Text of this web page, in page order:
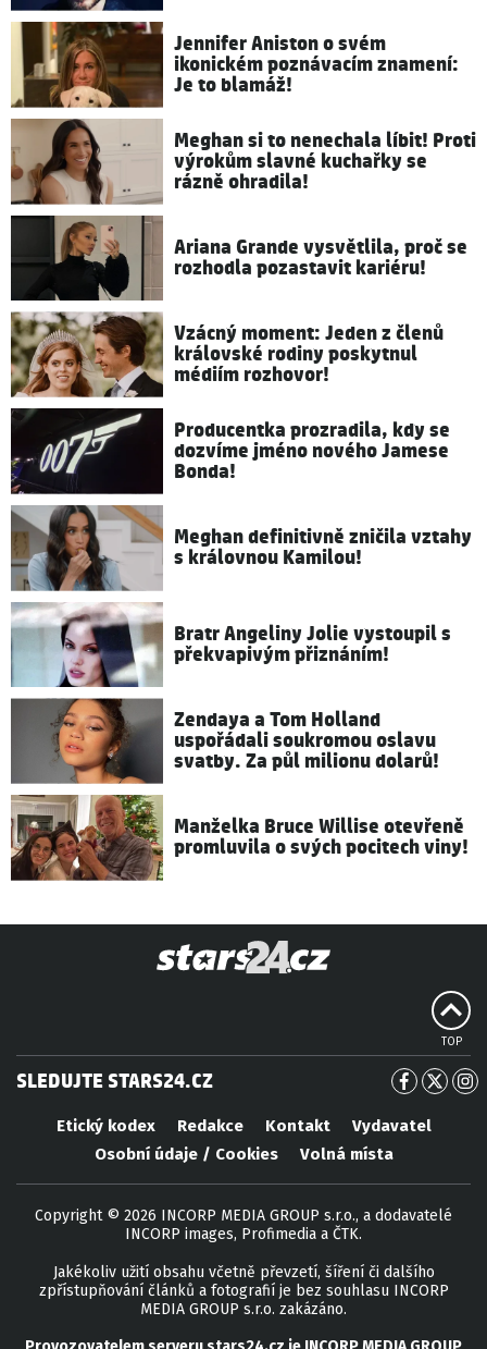
Jennifer Aniston o svém
ikonickém poznávacím znamení:
Je to blamáž!
Meghan si to nenechala líbit! Proti
výrokům slavné kuchařky se
rázně ohradila!
Ariana Grande vysvětlila, proč se
rozhodla pozastavit kariéru!
Vzácný moment: Jeden z členů
královské rodiny poskytnul
médiím rozhovor!
Producentka prozradila, kdy se
dozvíme jméno nového Jamese
Bonda!
Meghan definitivně zničila vztahy
s královnou Kamilou!
Bratr Angeliny Jolie vystoupil s
překvapivým přiznáním!
Zendaya a Tom Holland
uspořádali soukromou oslavu
svatby. Za půl milionu dolarů!
Manželka Bruce Willise otevřeně
promluvila o svých pocitech viny!
TOP
SLEDUJTE STARS24.CZ
Etický kodex Redakce Kontakt
Vydavatel
Osobní údaje / Cookies
Volná místa
Copyright © 2026 INCORP MEDIA GROUP s.r.o., a dodavatelé
INCORP images, Profimedia a ČTK.
Jakékoliv užití obsahu včetně převzetí, šíření či dalšího
zpřístupňování článků a fotografií je bez souhlasu INCORP
MEDIA GROUP s.r.o. zakázáno.